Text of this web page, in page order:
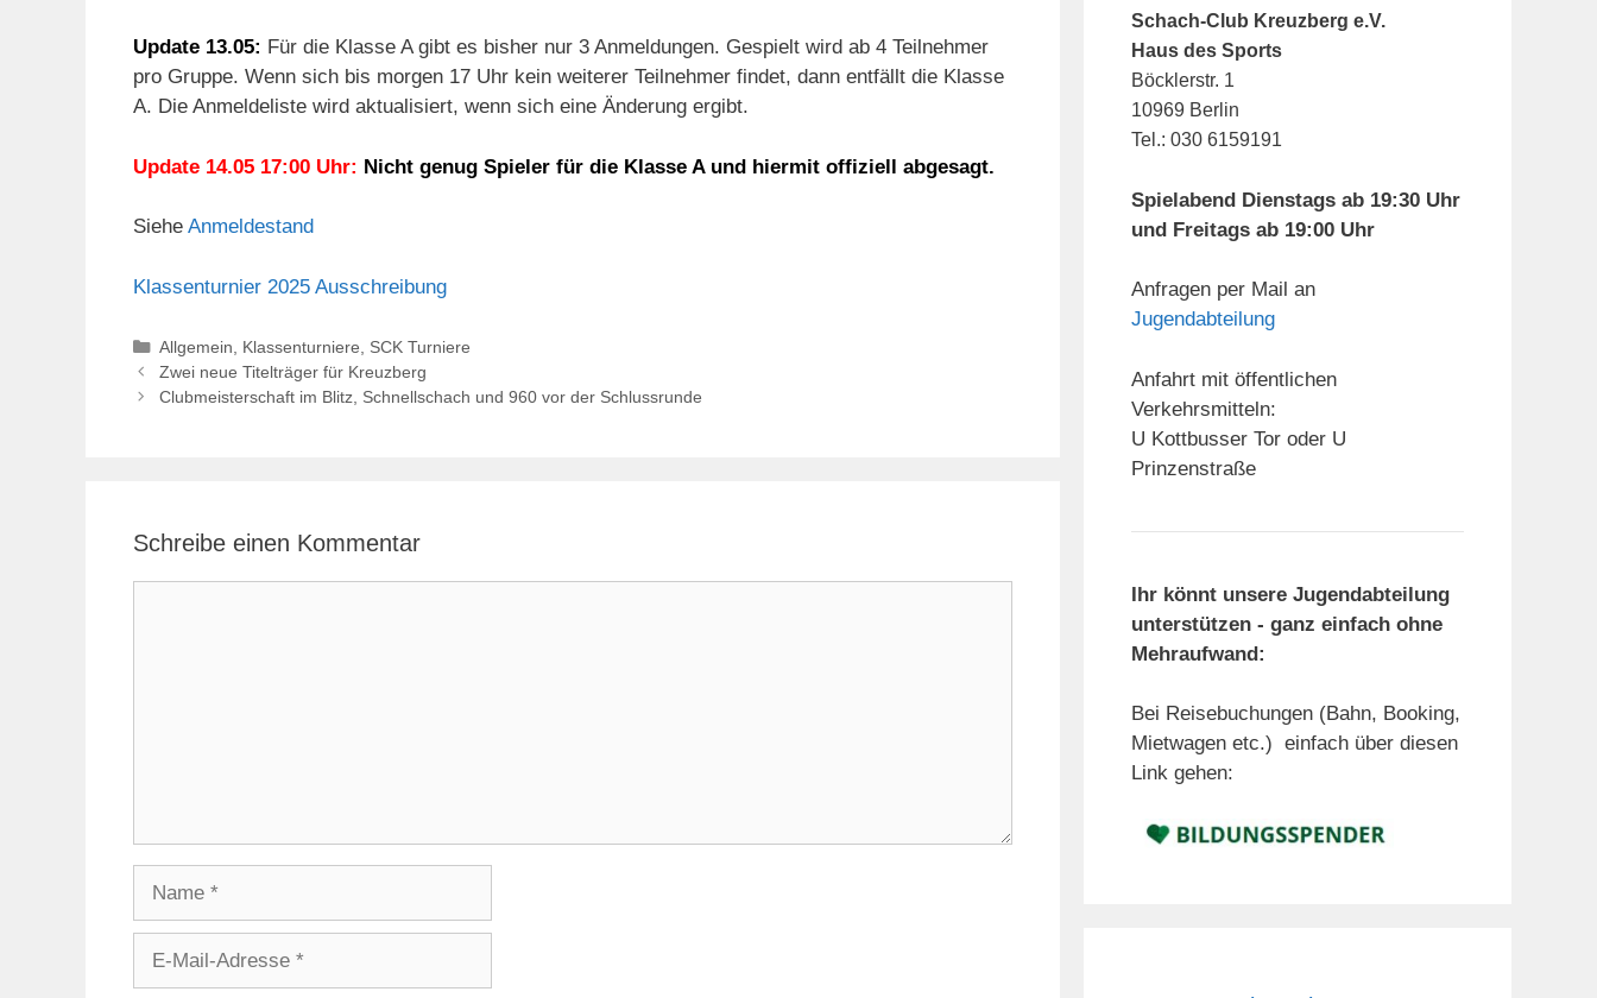
Update 13.05: Für die Klasse A gibt es bisher nur 3 Anmeldungen. Gespielt wird ab 4 Teilnehmer
pro Gruppe. Wenn sich bis morgen 17 Uhr kein weiterer Teilnehmer findet, dann entfällt die Klasse
A. Die Anmeldeliste wird aktualisiert, wenn sich eine Änderung ergibt.
Update 14.05 17:00 Uhr: Nicht genug Spieler für die Klasse A und hiermit offiziell abgesagt.
Siehe Anmeldestand
Klassenturnier 2025 Ausschreibung
Kategorien
Allgemein, Klassenturniere, SCK Turniere
Zwei neue Titelträger für Kreuzberg
Clubmeisterschaft im Blitz, Schnellschach und 960 vor der Schlussrunde
Schreibe einen Kommentar
Schach-Club Kreuzberg e.V.
Haus des Sports
Böcklerstr. 1
10969 Berlin
Tel.: 030 6159191
Spielabend Dienstags ab 19:30 Uhr
und Freitags ab 19:00 Uhr
Anfragen per Mail an
Jugendabteilung
Anfahrt mit öffentlichen
Verkehrsmitteln:
U Kottbusser Tor oder U
Prinzenstraße
Ihr könnt unsere Jugendabteilung
unterstützen - ganz einfach ohne
Mehraufwand:
Bei Reisebuchungen (Bahn, Booking,
Mietwagen etc.) einfach über diesen
Link gehen: